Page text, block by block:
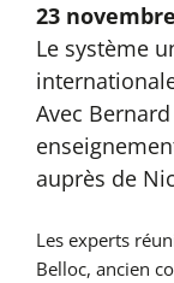
23
Le système
Avec
auprès de
Les experts
Belloc, ancien